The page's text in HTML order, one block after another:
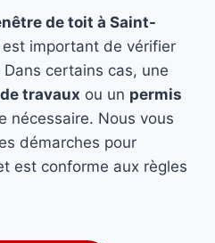
de toit à Saint-
est important de vérifier
certains cas, une
travaux ou un permis
nécessaire. Nous vous
démarches pour
est conforme aux règles